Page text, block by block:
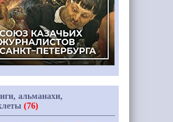
альманахи,
(76)